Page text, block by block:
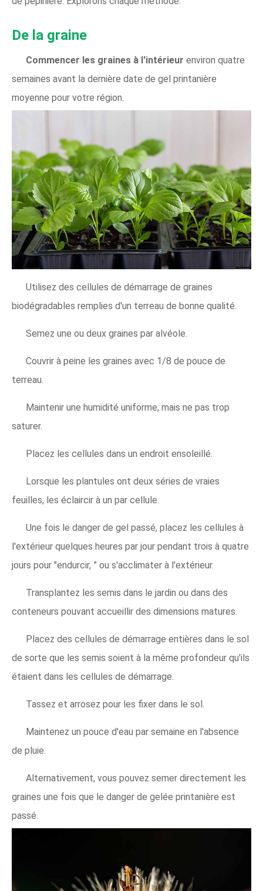
De la graine
Commencer les graines à l'intérieur environ quatre
semaines avant la dernière date de gel printanière
moyenne pour votre région.
Utilisez des cellules de démarrage de graines
biodégradables remplies d'un terreau de bonne qualité.
Semez une ou deux graines par alvéole.
Couvrir à peine les graines avec 1/8 de pouce de
terreau.
Maintenir une humidité uniforme, mais ne pas trop
saturer.
Placez les cellules dans un endroit ensoleillé.
Lorsque les plantules ont deux séries de vraies
feuilles, les éclaircir à un par cellule.
Une fois le danger de gel passé, placez les cellules à
l'extérieur quelques heures par jour pendant trois à quatre
jours pour "endurcir, ” ou s'acclimater à l'extérieur.
Transplantez les semis dans le jardin ou dans des
conteneurs pouvant accueillir des dimensions matures.
Placez des cellules de démarrage entières dans le sol
de sorte que les semis soient à la même profondeur qu'ils
étaient dans les cellules de démarrage.
Tassez et arrosez pour les fixer dans le sol.
Maintenez un pouce d'eau par semaine en l'absence
de pluie.
Alternativement, vous pouvez semer directement les
graines une fois que le danger de gelée printanière est
passé.